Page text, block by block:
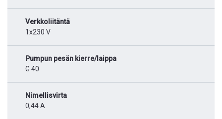
Verkkoliitäntä
1x230 V
Pumpun pesän kierre/laippa
G 40
Nimellisvirta
0,44 A